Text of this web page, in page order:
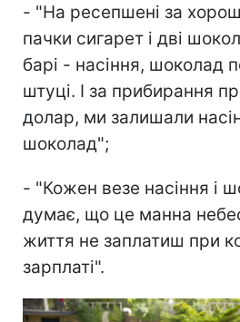
- "На ресепшені за
пачки сигарет і дві
барі - насіння, шоколад
штуці. І за прибирання
долар, ми залишали
шоколад";
- "Кожен везе насіння і
думає, що це манна
життя не заплатиш при
зарплаті".